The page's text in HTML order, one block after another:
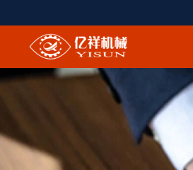
2019
海
国
际